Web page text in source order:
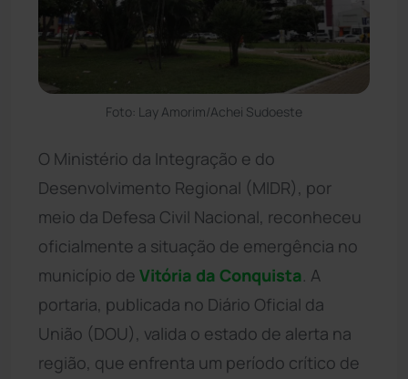
Foto: Lay Amorim/Achei Sudoeste
O Ministério da Integração e do
Desenvolvimento Regional (MIDR), por
meio da Defesa Civil Nacional, reconheceu
oficialmente a situação de emergência no
município de Vitória da Conquista . A
portaria, publicada no Diário Oficial da
União (DOU), valida o estado de alerta na
região, que enfrenta um período crítico de